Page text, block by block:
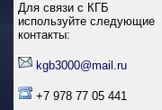
Для связи с КГБ
используйте следующие
контакты:
kgb3000@mail.ru
+7 978 77 05 441